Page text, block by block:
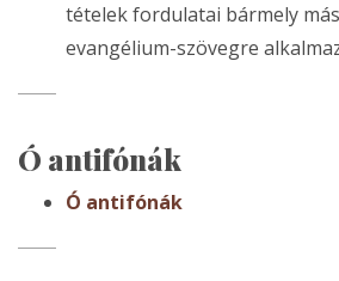
tételek fordulatai bármely
evangélium-szövegre
Ó antifónák
Ó antifónák